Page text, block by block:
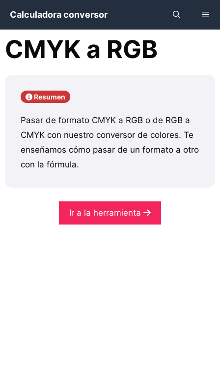
contenido
Calculadora conversor
CMYK a RGB
Resumen
Pasar de formato CMYK a RGB o de RGB a
CMYK con nuestro conversor de colores. Te
enseñamos cómo pasar de un formato a otro
con la fórmula.
Ir a la herramienta